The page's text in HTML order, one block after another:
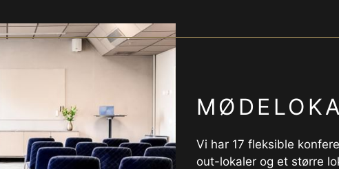
Vi har 17 fleksible
out-lokaler og et større